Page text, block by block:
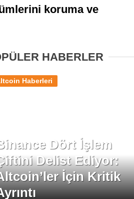
koruma ve
HABERLER
Dört İşlem
Delist Ediyor:
İçin Kritik
Haberleri